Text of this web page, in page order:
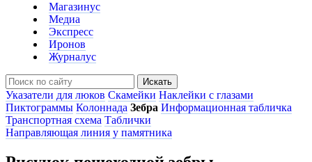
Магазинус
Медиа
Экспресс
Иронов
Журналус
Искать
Указатели для люков Скамейки Наклейки с глазами
Пиктограммы Колоннада Зебра Информационная табличка
Транспортная схема Таблички
Направляющая линия у памятника